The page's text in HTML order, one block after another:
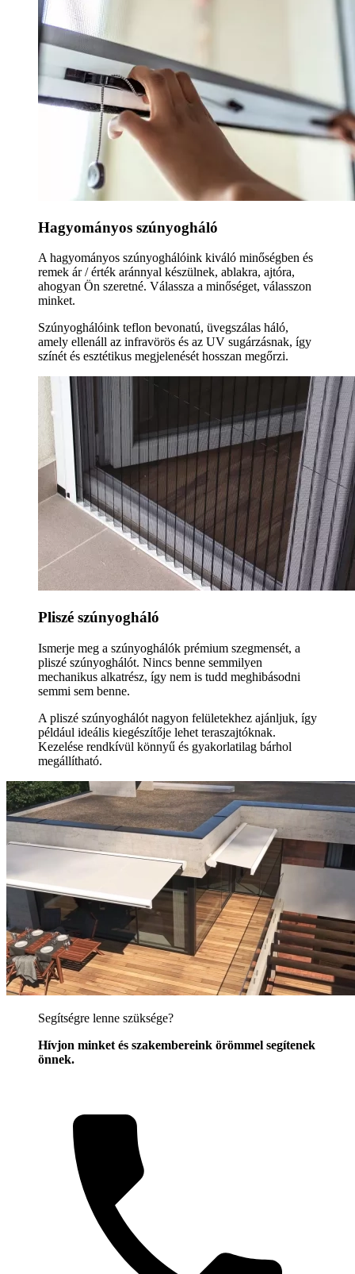
Hagyományos szúnyogháló
A hagyományos szúnyoghálóink kiváló minőségben és
remek ár / érték aránnyal készülnek, ablakra, ajtóra,
ahogyan Ön szeretné. Válassza a minőséget, válasszon
minket.
Szúnyoghálóink teflon bevonatú, üvegszálas háló,
amely ellenáll az infravörös és az UV sugárzásnak, így
színét és esztétikus megjelenését hosszan megőrzi.
Pliszé szúnyogháló
Ismerje meg a szúnyoghálók prémium szegmensét, a
pliszé szúnyoghálót. Nincs benne semmilyen
mechanikus alkatrész, így nem is tudd meghibásodni
semmi sem benne.
A pliszé szúnyoghálót nagyon felületekhez ajánljuk, így
például ideális kiegészítője lehet teraszajtóknak.
Kezelése rendkívül könnyű és gyakorlatilag bárhol
megállítható.
Segítségre lenne szüksége?
Hívjon minket és szakembereink örömmel segítenek
önnek.